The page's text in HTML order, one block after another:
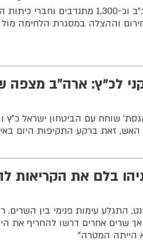
כ-21,000 שוטרים, לוחמי מג״ב וכ-1,300
וההצלה במסגרת הלחימה מול
לכ"ץ: ארה״ב
שוחח עם הביטחון ישראל כ״ץ
זאת ברקע התקיפות היום
בלם את הקריאות
התגלע עימות פנימי בין השרים.
שרים אחרים דרשו להחריף את
הייתה המטרה”